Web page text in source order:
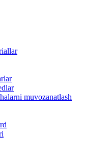
muvozanatlash